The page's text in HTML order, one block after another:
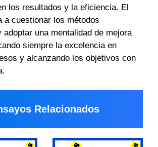
los resultados y la eficiencia. El
a cuestionar los métodos
adoptar una mentalidad de mejora
siempre la excelencia en
y alcanzando los objetivos con
Relacionados